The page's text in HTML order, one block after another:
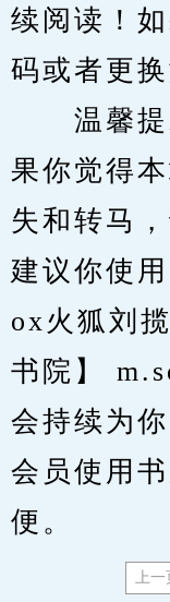
续阅读！
码或者更
温馨提
果你觉得
失和转马
建议你使
ox火狐刘
书院】
会持续为
会员使用
便。
上一